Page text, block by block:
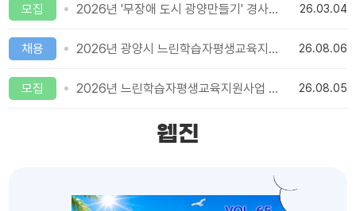
모집 2026년 '무장애 도시 광양만들기' 경사로 지원사업 접수 안내 26.03.04
채용 2026년 광양시 느린학습자평생교육지원사업_강사 공개 채용 26.08.06
모집 2026년 느린학습자평생교육지원사업 대상자 모집(선착순 모집) 26.08.05
웹진